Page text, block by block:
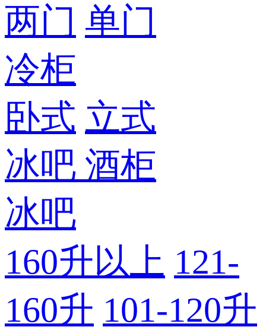
两门 单门
冷柜
卧式 立式
冰吧 酒柜
冰吧
160升以上 121-
160升 101-120升